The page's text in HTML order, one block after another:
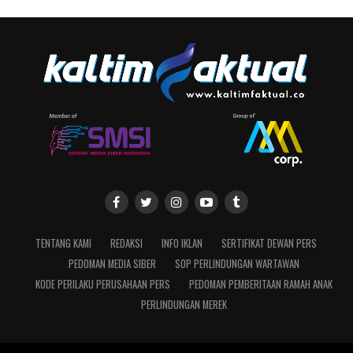
TENTANG KAMI REDAKSI INFO IKLAN
SERTIFIKAT DEWAN PERS
PEDOMAN MEDIA SIBER
SOP PERLINDUNGAN WARTAWAN
KODE PERILAKU PERUSAHAAN PERS
PEDOMAN PEMBERITAAN RAMAH ANAK
PERLINDUNGAN MEREK